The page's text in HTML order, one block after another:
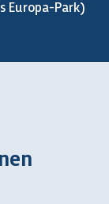
Europa-Park)